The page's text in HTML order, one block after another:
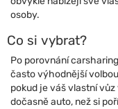
osoby.
Co si vybrat?
Po porovnání
často výhodnější
pokud je váš vlastní
dočasně auto, než si